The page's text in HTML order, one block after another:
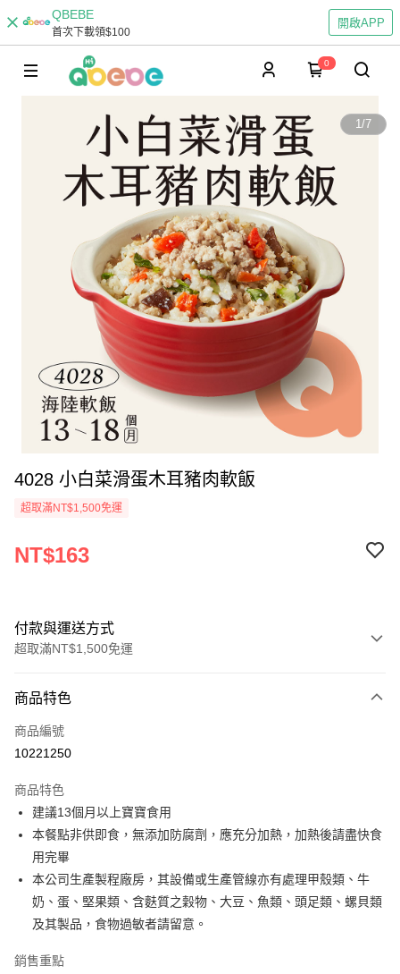
QBEBE
首次下載領$100
開啟APP
0
1/7
4028 小白菜滑蛋木耳豬肉軟飯
超取滿NT$1,500免運
NT$163
付款與運送方式
超取滿NT$1,500免運
信用卡一次付款
LINE Pay
街口支付
悠遊付
全盈+PAY
大哥付你分期
相關說明
1.本服務由台灣大哥大提供，台灣大哥大用戶可立即使用無須另外申請。
AFTEE先享後付
商品特色
商品編號
10221250
商品特色
建議13個月以上寶寶食用
本餐點非供即食，無添加防腐劑，應充分加熱，加熱後請盡快食
用完畢
本公司生產製程廠房，其設備或生產管線亦有處理甲殼類、牛
奶、蛋、堅果類、含麩質之穀物、大豆、魚類、頭足類、螺貝類
及其製品，食物過敏者請留意。
銷售重點